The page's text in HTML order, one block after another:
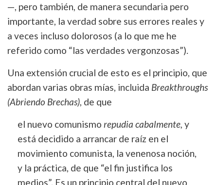
—, pero también, de manera secundaria pero
importante, la verdad sobre sus errores reales y
a veces incluso dolorosos (a lo que me he
referido como “las verdades vergonzosas”).
Una extensión crucial de esto es el principio, que
abordan varias obras mías, incluida Breakthroughs
(Abriendo Brechas), de que
el nuevo comunismo repudia cabalmente, y
está decidido a arrancar de raíz en el
movimiento comunista, la venenosa noción,
y la práctica, de que “el fin justifica los
medios”. Es un principio central del nuevo